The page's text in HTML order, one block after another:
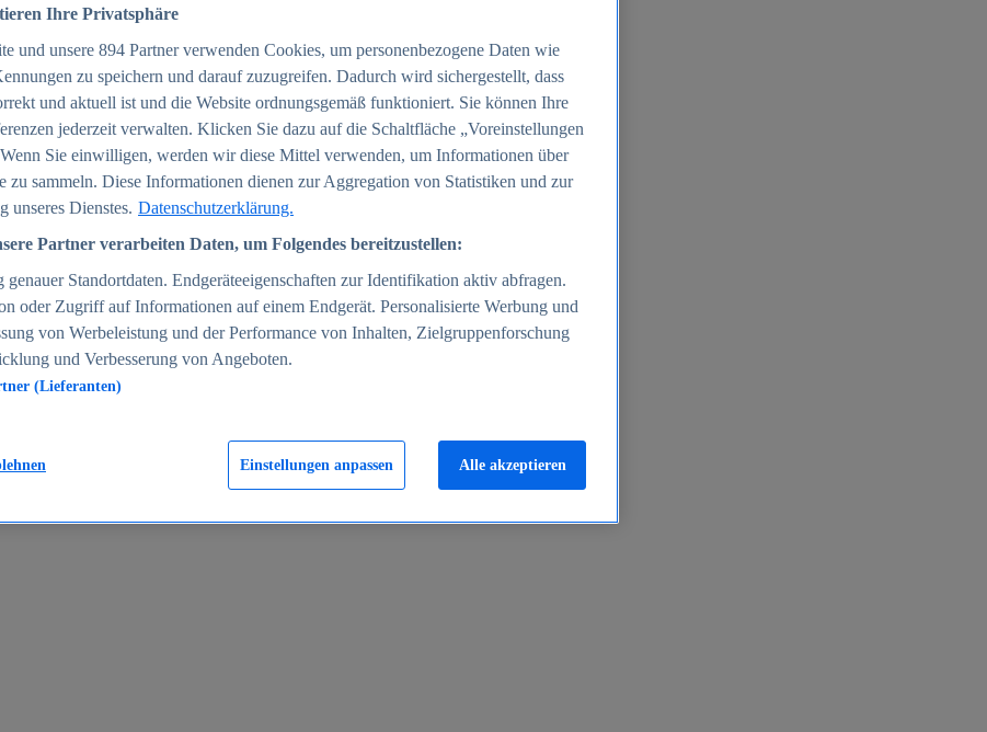
2025
2024
in Deutschland 2005-2025
Ihre Privatsphäre
und unsere 894 Partner verwenden Cookies, um personenbezogene Daten wie
zu speichern und darauf zuzugreifen. Dadurch wird sichergestellt, dass
und aktuell ist und die Website ordnungsgemäß funktioniert. Sie können Ihre
jederzeit verwalten. Klicken Sie dazu auf die Schaltfläche „Voreinstellungen
Sie einwilligen, werden wir diese Mittel verwenden, um Informationen über
zu sammeln. Diese Informationen dienen zur Aggregation von Statistiken und zur
unseres Dienstes. Datenschutzerklärung.
Partner verarbeiten Daten, um Folgendes bereitzustellen:
genauer Standortdaten. Endgeräteeigenschaften zur Identifikation aktiv abfragen.
oder Zugriff auf Informationen auf einem Endgerät. Personalisierte Werbung und
von Werbeleistung und der Performance von Inhalten, Zielgruppenforschung
und Verbesserung von Angeboten.
(Lieferanten)
Einstellungen anpassen Alle akzeptieren